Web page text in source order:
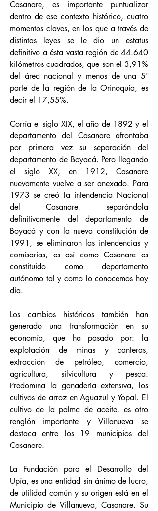
Casanare, es importante puntualizar
dentro de ese contexto histórico, cuatro
momentos claves, en los que a través de
distintas leyes se le dio un estatus
definitivo a ésta vasta región de 44.640
kilómetros cuadrados, que son el 3,91%
del área nacional y menos de una 5º
parte de la región de la Orinoquía, es
decir el 17,55%.
Corría el siglo XIX, el año de 1892 y el
departamento del Casanare afrontaba
por primera vez su separación del
departamento de Boyacá. Pero llegando
el siglo XX, en 1912, Casanare
nuevamente vuelve a ser anexado. Para
1973 se creó la intendencia Nacional
del Casanare, separándola
definitivamente del departamento de
Boyacá y con la nueva constitución de
1991, se eliminaron las intendencias y
comisarias, es así como Casanare es
constituido como departamento
autónomo tal y como lo conocemos hoy
día.
Los cambios históricos también han
generado una transformación en su
economía, que ha pasado por: la
explotación de minas y canteras,
extracción de petróleo, comercio,
agricultura, silvicultura y pesca.
Predomina la ganadería extensiva, los
cultivos de arroz en Aguazul y Yopal. El
cultivo de la palma de aceite, es otro
renglón importante y Villanueva se
destaca entre los 19 municipios del
Casanare.
La Fundación para el Desarrollo del
Upía, es una entidad sin ánimo de lucro,
de utilidad común y su origen está en el
Municipio de Villanueva, Casanare. Su